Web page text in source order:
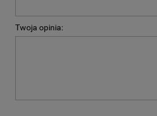
Twoja opinia: